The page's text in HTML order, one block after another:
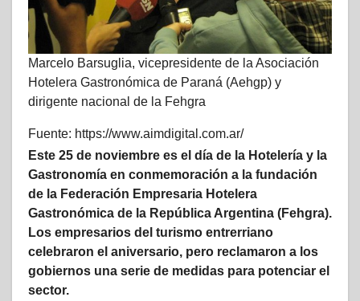
Marcelo Barsuglia, vicepresidente de la Asociación
Hotelera Gastronómica de Paraná (Aehgp) y
dirigente nacional de la Fehgra
Fuente: https://www.aimdigital.com.ar/
Este 25 de noviembre es el día de la Hotelería y la
Gastronomía en conmemoración a la fundación
de la Federación Empresaria Hotelera
Gastronómica de la República Argentina (Fehgra).
Los empresarios del turismo entrerriano
celebraron el aniversario, pero reclamaron a los
gobiernos una serie de medidas para potenciar el
sector.